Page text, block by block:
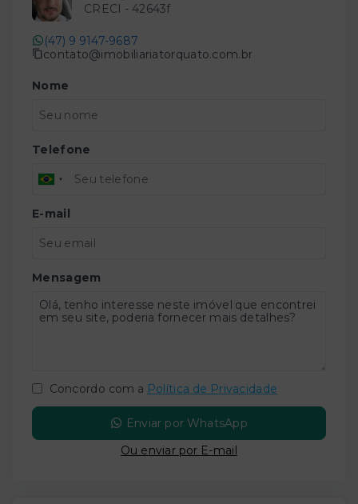
CRECI - 42643f
(47) 9 9147-9687
contato@imobiliariatorquato.com.br
Nome
Telefone
E-mail
Mensagem
Concordo com a Política de Privacidade
Enviar por WhatsApp
Ou enviar por E-mail